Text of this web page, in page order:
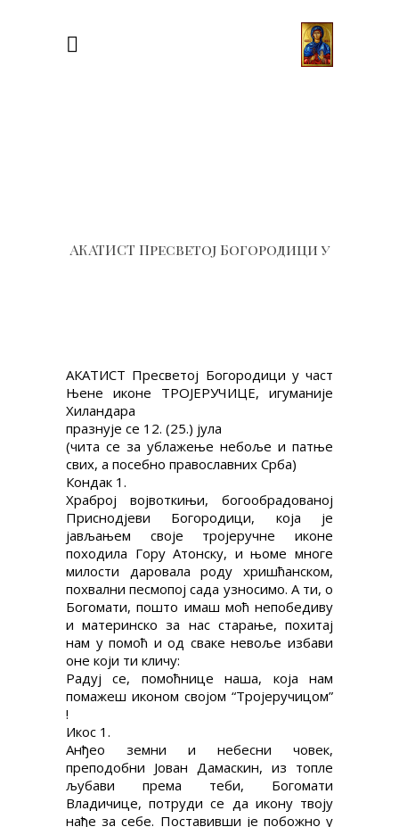
АКАТИСТ Пресветој Богородици у
част Њене иконе ТРОЈЕРУЧИЦЕ,
игуманије Хиландара
АКАТИСТ Пресветој Богородици у част
Њене иконе ТРОЈЕРУЧИЦЕ, игуманије
Хиландара
празнује се 12. (25.) јула
(чита се за ублажење небоље и патње
свих, а посебно православних Срба)
Кондак 1.
Храброј војвоткињи, богообрадованој
Приснодјеви Богородици, која је
јављањем своје тројеручне иконе
походила Гору Атонску, и њоме многе
милости даровала роду хришћанском,
похвални песмопој сада узносимо. А ти, о
Богомати, пошто имаш моћ непобедиву
и материнско за нас старање, похитај
нам у помоћ и од сваке невоље избави
оне који ти кличу:
Радуј се, помоћнице наша, која нам
помажеш иконом својом “Тројеручицом”
!
Икос 1.
Анђео земни и небесни човек,
преподобни Јован Дамаскин, из топле
љубави према теби, Богомати
Владичице, потруди се да икону твоју
нађе за себе. Поставивши је побожно у